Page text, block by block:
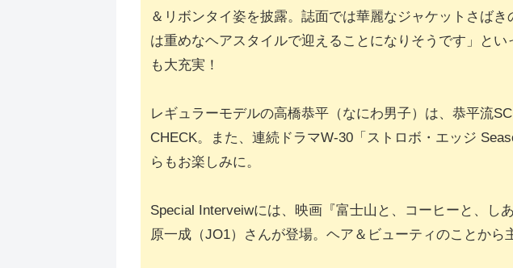
＆リボンタイ姿を披露。誌面では華麗なジャケットさば
は重めなヘアスタイルで迎えることになりそうです」と
も大充実！
レギュラーモデルの高橋恭平（なにわ男子）は、恭平流
CHECK。また、連続ドラマW-30「ストロボ・エッジ
らもお楽しみに。
Special Interveiwには、映画『富士山と、コーヒーと、し
原一成（JO1）さんが登場。ヘア＆ビューティのことか